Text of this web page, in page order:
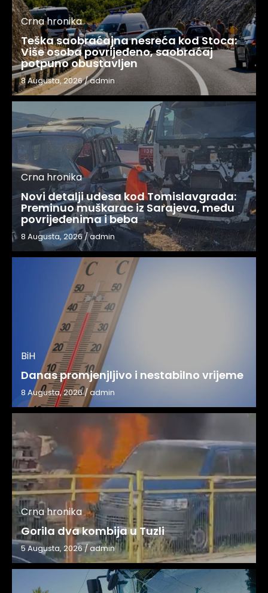
Crna hronika
Teška saobraćajna nesreća kod Stoca:
Više osoba povrijeđeno, saobraćaj
potpuno obustavljen
8 Augusta, 2026/admin
Crna hronika
Novi detalji udesa kod Tomislavgrada:
Preminuo muškarac iz Sarajeva, među
povrijeđenima i beba
8 Augusta, 2026/admin
BiH
Danas promjenjljivo i nestabilno vrijeme
8 Augusta, 2026/admin
Crna hronika
Gorila dva kombija u Tuzli
5 Augusta, 2026/admin